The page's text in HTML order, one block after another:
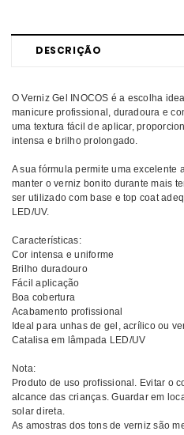
DESCRIÇÃO
O Verniz Gel INOCOS é a escolha
manicure profissional, duradoura e
uma textura fácil de aplicar,
intensa e brilho prolongado.
A sua fórmula permite uma excelente
manter o verniz bonito durante mais
ser utilizado com base e top coat
LED/UV.
Características:
Cor intensa e uniforme
Brilho duradouro
Fácil aplicação
Boa cobertura
Acabamento profissional
Ideal para unhas de gel, acrílico ou
Catalisa em lâmpada LED/UV
Nota:
Produto de uso profissional. Evitar o
alcance das crianças. Guardar em
solar direta.
As amostras dos tons de verniz são